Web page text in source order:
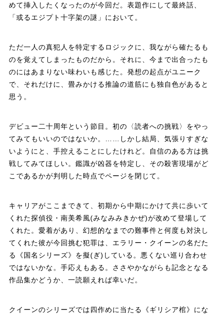
めて挿入したくなったのが今回だ。表題作にして最終話、
「或るエジプト十字架の謎」において。
ただ一人の真犯人を特定するロジックに、我ながら確たるも
のを覚えてしまったものだから。それに、今まで出合ったも
のにはあまりない味わいも感じた。発想の起点がユニーク
で、それだけに、畳みかける推論の道筋にも独自色があると
思う。
デビュー二十周年という節目。初の〈読者への挑戦〉をやっ
てみてもいいのではないか。……しかし結局、気張りすぎな
いようにと、手控えることにしたけれど。自信のある方は挑
戦してみてほしい。鑑識が凶器を特定し、その殺害現場がど
こであるかが判明した時点でページを閉じて。
キャリアがここまできて、初期から中期にかけて共に歩いて
くれた探偵役・南美希風(みなみみきかぜ)が改めて登場して
くれた。愛着があり、幻想的なまでの難事件と何度も対決し
てくれた彼が今回挑む犯罪は、エラリー・クイーンの名だた
る《国名シリーズ》を擬(ぎ)している。悪くない巡り合わせ
ではないかな。手応えもある。ささやかながらも記念となる
作品集かどうか、一読願えれば幸いだ。
クイーンのシリーズでは四作めに当たる《ギリシア棺》にな